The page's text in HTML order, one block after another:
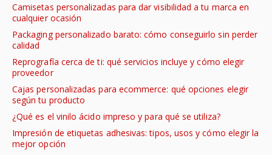
Camisetas personalizadas para dar visibilidad a tu marca en
cualquier ocasión
Packaging personalizado barato: cómo conseguirlo sin perder
calidad
Reprografía cerca de ti: qué servicios incluye y cómo elegir
proveedor
Cajas personalizadas para ecommerce: qué opciones elegir
según tu producto
¿Qué es el vinilo ácido impreso y para qué se utiliza?
Impresión de etiquetas adhesivas: tipos, usos y cómo elegir la
mejor opción